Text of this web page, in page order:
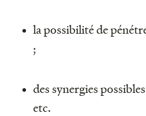
la possibilité de
;
des synergies
etc.